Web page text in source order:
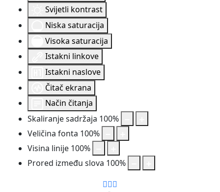
Svijetli kontrast
Niska saturacija
Visoka saturacija
Istakni linkove
Istakni naslove
Čitač ekrana
Način čitanja
Skaliranje sadržaja 100%
Veličina fonta 100%
Visina linije 100%
Prored između slova 100%